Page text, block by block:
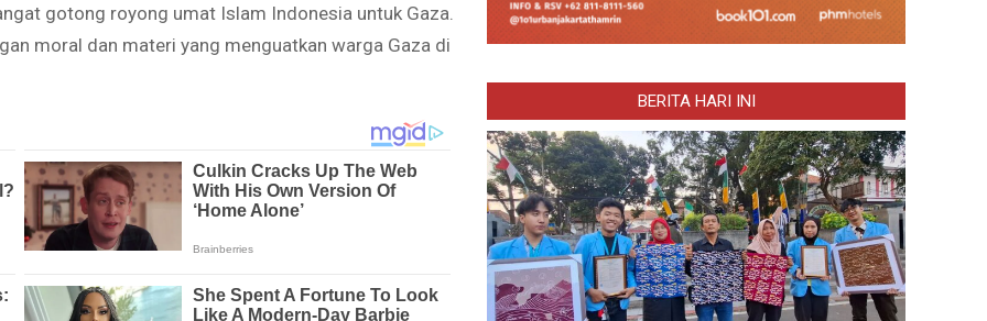
gotong royong umat Islam Indonesia untuk Gaza.
moral dan materi yang menguatkan warga Gaza di
BERITA HARI INI